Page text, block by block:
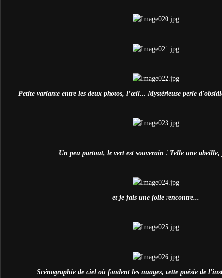
Petite variante entre les deux photos, l’œil... Mystérieuse perle
Un peu partout, le vert est souverain ! Telle une
et je fais une jolie rencontre...
Scénographie de ciel où fondent les nuages, cette poésie de